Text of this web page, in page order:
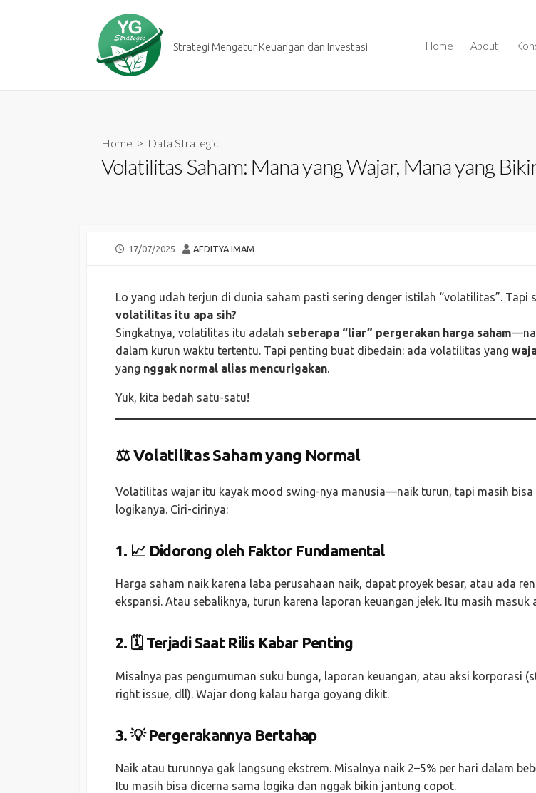
Strategi Mengatur Keuangan dan Investasi Home About
Home > Data Strategic
Volatilitas Saham: Mana yang Wajar, Mana yang
PUBLISHED
17/07/2025 AUTHOR
AFDITYA IMAM
Lo yang udah terjun di dunia saham pasti sering denger istilah “volatilitas”. Tapi
volatilitas itu apa sih?
Singkatnya, volatilitas itu adalah seberapa “liar” pergerakan harga saham
dalam kurun waktu tertentu. Tapi penting buat dibedain: ada volatilitas yang
yang nggak normal alias mencurigakan.
Yuk, kita bedah satu-satu!
⚖️ Volatilitas Saham yang Normal
Volatilitas wajar itu kayak mood swing-nya manusia—naik turun, tapi masih bisa
logikanya. Ciri-cirinya:
1. 📈 Didorong oleh Faktor Fundamental
Harga saham naik karena laba perusahaan naik, dapat proyek besar, atau ada
ekspansi. Atau sebaliknya, turun karena laporan keuangan jelek. Itu masih masuk
2. 🗓️ Terjadi Saat Rilis Kabar Penting
Misalnya pas pengumuman suku bunga, laporan keuangan, atau aksi korporasi
right issue, dll). Wajar dong kalau harga goyang dikit.
3. 💡 Pergerakannya Bertahap
Naik atau turunnya gak langsung ekstrem. Misalnya naik 2–5% per hari dalam
Itu masih bisa dicerna sama logika dan nggak bikin jantung copot.